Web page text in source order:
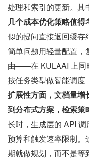
处理和索引的更新。其
几个成本优化策略值得
似的提问直接返回缓
简单问题用轻量配置，
由——在 KULAAI 上同
按任务类型做智能调度
扩展性方面，文档量增
到分布式方案，检索策
长时，生成层的 API
预算和触发速率限制。
期就做规划，而不是等